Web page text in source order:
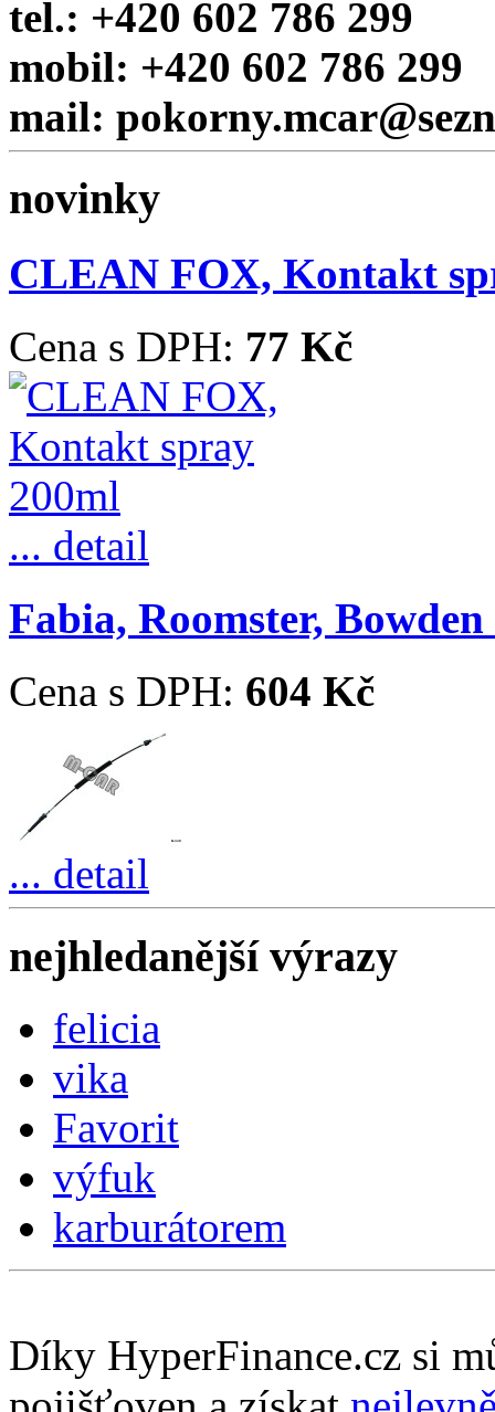
tel.: +420 602 786 299
mobil: +420 602 786 299
mail:
novinky
CLEAN FOX, Kontakt
Cena s DPH: 77 Kč
... detail
Fabia, Roomster,
Cena s DPH: 604 Kč
... detail
nejhledanější výrazy
felicia
vika
Favorit
výfuk
karburátorem
Díky HyperFinance.cz si